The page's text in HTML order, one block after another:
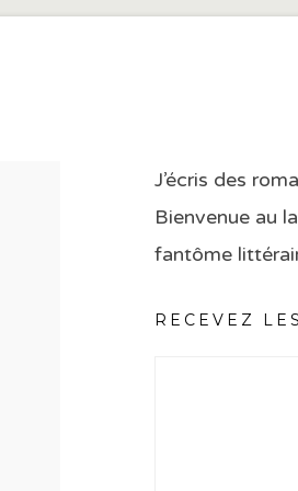
J’écris des
Bienvenue au
fantôme
RECEVEZ